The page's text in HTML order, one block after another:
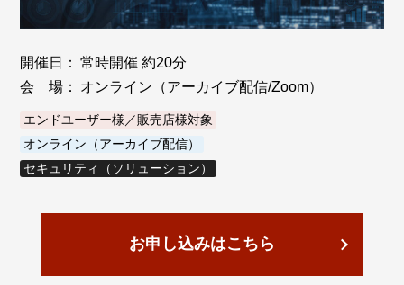
開催日：
常時開催 約20分
会 場：
オンライン（アーカイブ配信/Zoom）
エンドユーザー様／販売店様対象
オンライン（アーカイブ配信）
セキュリティ（ソリューション）
お申し込みはこちら